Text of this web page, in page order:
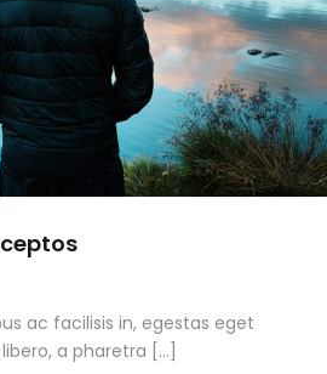
ac facilisis in, egestas eget
a pharetra […]